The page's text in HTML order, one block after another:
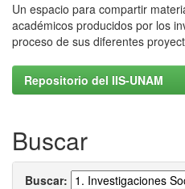
Un espacio para compartir
académicos producidos por los
proceso de sus diferentes
Repositorio del IIS-UNAM
Buscar
Buscar: